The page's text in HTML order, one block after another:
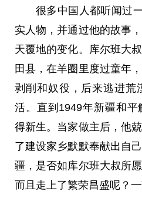
很多 中国 人都听闻过
实人物，并通过他的故事
天覆地的变化。库尔班大
田县，在羊圈里度过童年
剥削和奴役，后来逃进荒
活。直到1949年新疆和平
得新生。当家做主后，他
了建设家乡默默奉献出自
疆，是否如库尔班大叔所
而且走上了繁荣昌盛呢？